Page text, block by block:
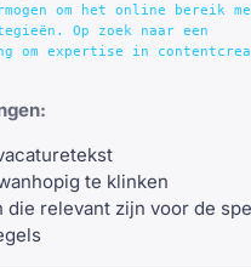
om het online bereik
Op zoek naar een
om expertise in
te klinken
die relevant zijn voor de